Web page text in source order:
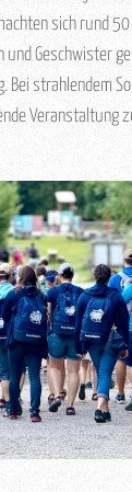
sich rund 50
und Geschwister
Bei strahlendem
Veranstaltung